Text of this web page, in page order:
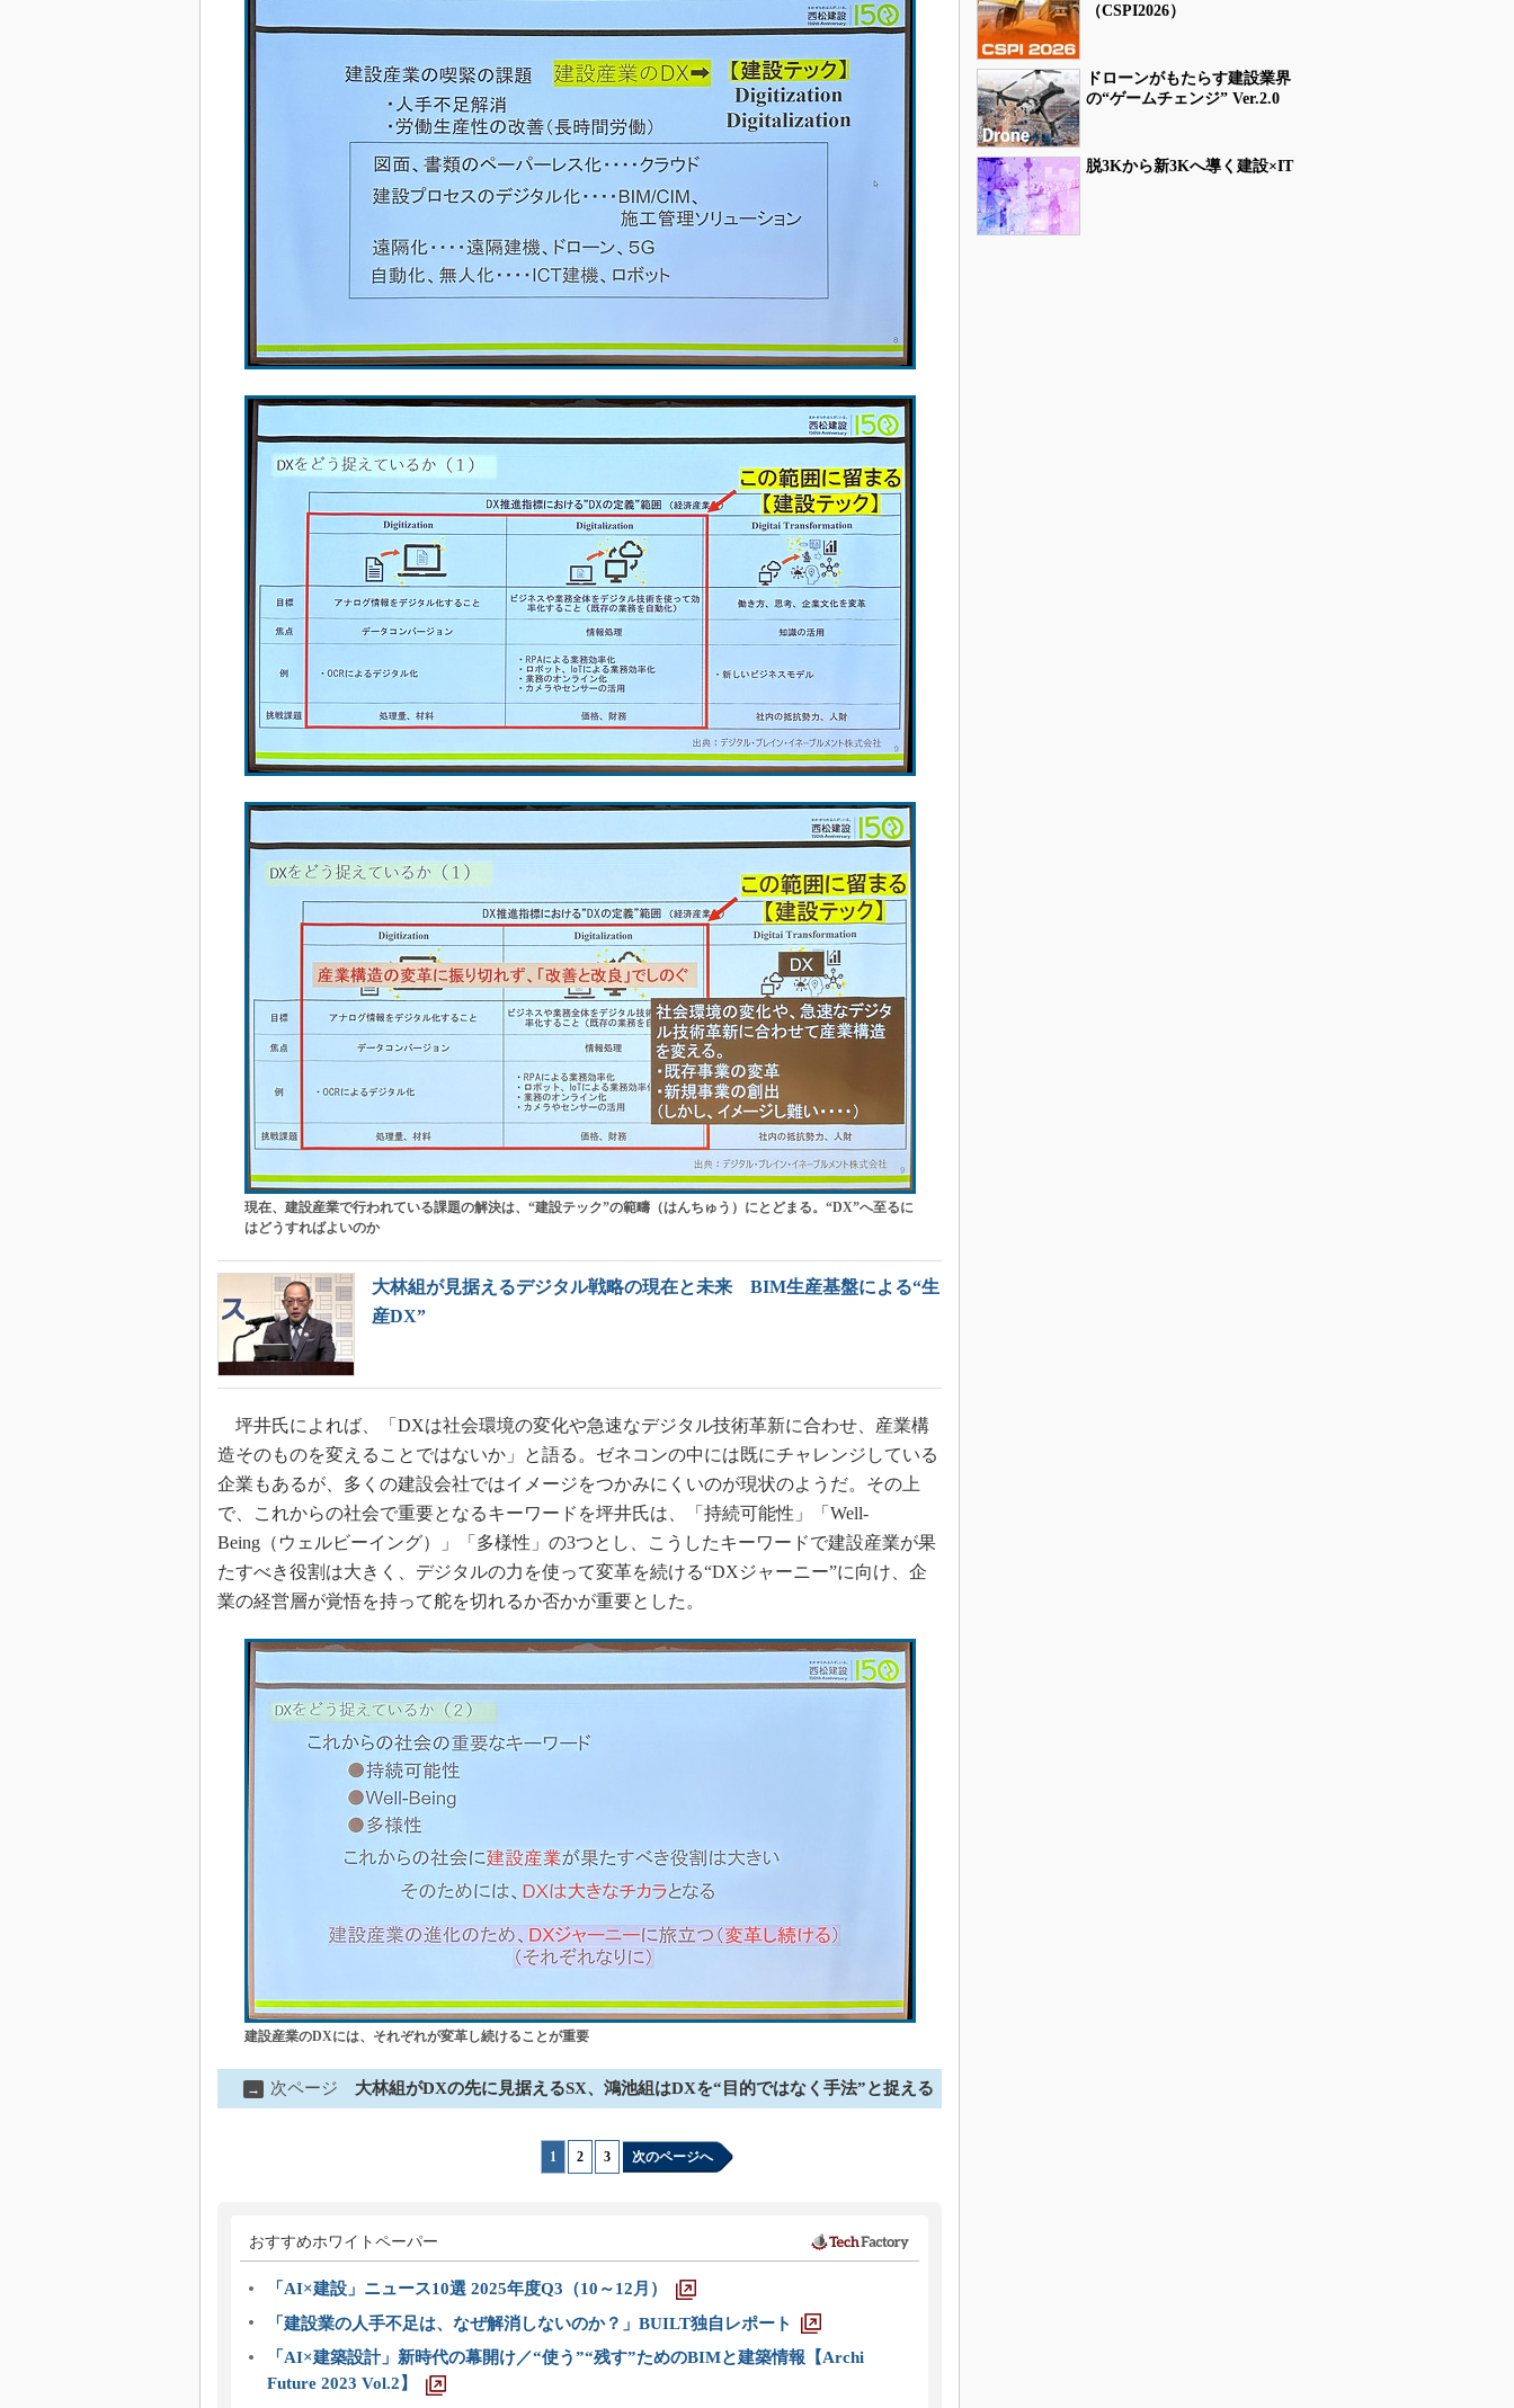
現在、建設産業で行われている課題の解決は、“建設テック”の範疇（はんちゅう）にとどまる。“DX”へ至るに
はどうすればよいのか
大林組が見据えるデジタル戦略の現在と未来 BIM生産基盤による“生
産DX”
坪井氏によれば、「DXは社会環境の変化や急速なデジタル技術革新に合わせ、産業構
造そのものを変えることではないか」と語る。ゼネコンの中には既にチャレンジしている
企業もあるが、多くの建設会社ではイメージをつかみにくいのが現状のようだ。その上
で、これからの社会で重要となるキーワードを坪井氏は、「持続可能性」「Well-
Being（ウェルビーイング）」「多様性」の3つとし、こうしたキーワードで建設産業が果
たすべき役割は大きく、デジタルの力を使って変革を続ける“DXジャーニー”に向け、企
業の経営層が覚悟を持って舵を切れるか否かが重要とした。
建設産業のDXには、それぞれが変革し続けることが重要
→ 次ページ 大林組がDXの先に見据えるSX、鴻池組はDXを“目的ではなく手法”と捉える
1 2 3 次のページへ
おすすめホワイトペーパー
「AI×建設」ニュース10選 2025年度Q3（10～12月）
「建設業の人手不足は、なぜ解消しないのか？」BUILT独自レポート
「AI×建築設計」新時代の幕開け／“使う”“残す”ためのBIMと建築情報【Archi
Future 2023 Vol.2】
（CSPI2026）
ドローンがもたらす建設業界
の“ゲームチェンジ” Ver.2.0
脱3Kから新3Kへ導く建設×IT